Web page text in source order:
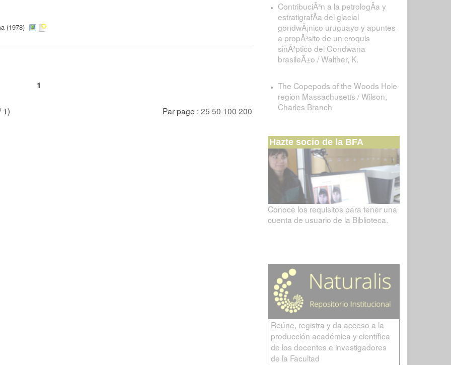
(1978)
1
1) Par page : 25 50 100 200
ContribuciÃ³n a la petrologÃ­a y
estratigrafÃ­a del glacial
gondwÃ¡nico uruguayo y apuntes
a propÃ³sito de un croquis
sinÃ³ptico del Gondwana
brasileÃ±o / Walther, K.
The Copepods of the Woods Hole
region Massachusetts / Wilson,
Charles Branch
Hazte socio de la BFA
Conoce los requisitos para tener una
cuenta de usuario de la Biblioteca.
Reúne, registra y da acceso a la
producción académica y científica
de los docentes e investigadores
de la Facultad